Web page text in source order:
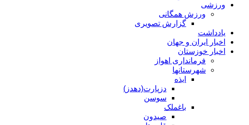
ورزشی
ورزش همگانی
گزارش تصویری
یادداشت
اخبار ایران و جهان
اخبار خوزستان
فرمانداری اهواز
شهرستانها
ایذه
دزپارت(دهدز)
سوسن
باغملک
صیدون